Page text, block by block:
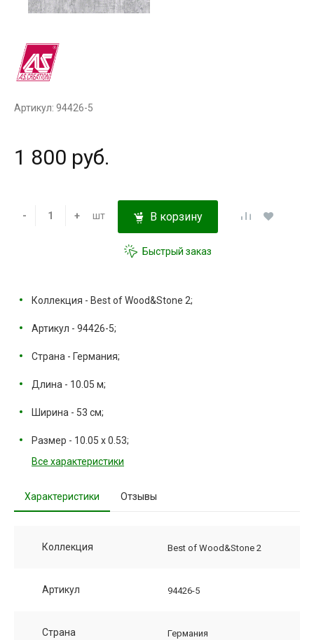
Артикул: 94426-5
1 800 руб.
- + шт В корзину
Быстрый заказ
Коллекция - Best of Wood&Stone 2;
Артикул - 94426-5;
Страна - Германия;
Длина - 10.05 м;
Ширина - 53 см;
Размер - 10.05 х 0.53;
Все характеристики
Характеристики Отзывы
Коллекция Best of Wood&Stone 2
Артикул 94426-5
Страна Германия